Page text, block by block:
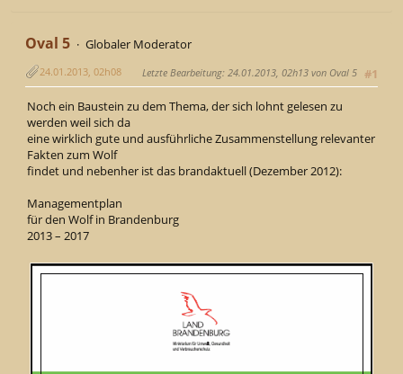
Oval 5
Globaler Moderator
#1
24.01.2013, 02h08 Letzte Bearbeitung: 24.01.2013, 02h13 von Oval 5
Noch ein Baustein zu dem Thema, der sich lohnt gelesen zu
werden weil sich da
eine wirklich gute und ausführliche Zusammenstellung relevanter
Fakten zum Wolf
findet und nebenher ist das brandaktuell (Dezember 2012):
Managementplan
für den Wolf in Brandenburg
2013 – 2017